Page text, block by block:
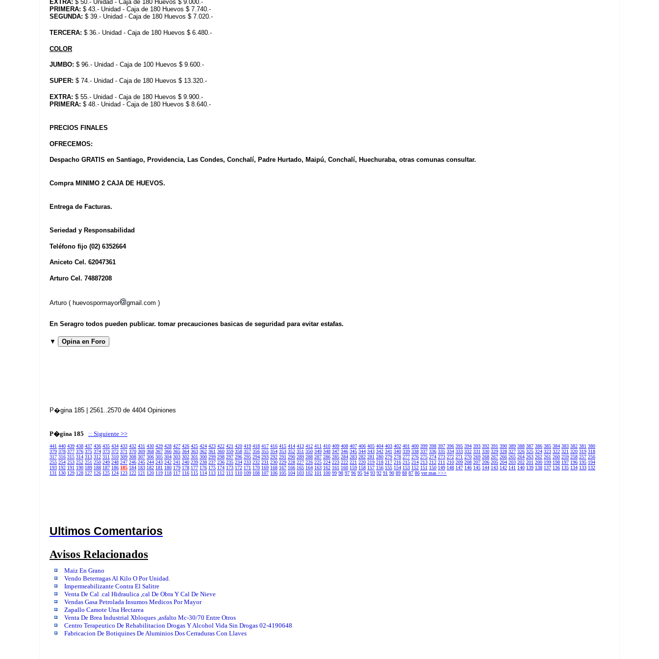
EXTRA: $ 50.- Unidad - Caja de 180 Huevos $ 9.000.-
PRIMERA: $ 43.- Unidad - Caja de 180 Huevos $ 7.740.-
SEGUNDA: $ 39.- Unidad - Caja de 180 Huevos $ 7.020.-
TERCERA: $ 36.- Unidad - Caja de 180 Huevos $ 6.480.-
COLOR
JUMBO: $ 96.- Unidad - Caja de 100 Huevos $ 9.600.-
SUPER: $ 74.- Unidad - Caja de 180 Huevos $ 13.320.-
EXTRA: $ 55.- Unidad - Caja de 180 Huevos $ 9.900.-
PRIMERA: $ 48.- Unidad - Caja de 180 Huevos $ 8.640.-
PRECIOS FINALES
OFRECEMOS:
Despacho GRATIS en Santiago, Providencia, Las Condes, Conchalí, Padre Hurtado, Maipú, Conchalí, Huechuraba, otras comunas consultar.
Compra MINIMO 2 CAJA DE HUEVOS.
Entrega de Facturas.
Seriedad y Responsabilidad
Teléfono fijo (02) 6352664
Aniceto Cel. 62047361
Arturo Cel. 74887208
Arturo ( huevospormayor gmail.com )
En Seragro todos pueden publicar. tomar precauciones basicas de seguridad para evitar estafas.
▼ Opina en Foro
P�gina 185 | 2561..2570 de 4404 Opiniones
P�gina 185 :: Siguiente >>
441 440 439 438 437 436 435 434 433 432 431 430 429 428 427 426 425 424 423 422 421 420 419 418 417 416 415 414 413 412 411 410 409 408 407 406 405 404 403 402 401 400 399 398 397 396 395 394 393 392 391 390 389 388 387 386 385 384 383 382 381 380
379 378 377 376 375 374 373 372 371 370 369 368 367 366 365 364 363 362 361 360 359 358 357 356 355 354 353 352 351 350 349 348 347 346 345 344 343 342 341 340 339 338 337 336 335 334 333 332 331 330 329 328 327 326 325 324 323 322 321 320 319 318
317 316 315 314 313 312 311 310 309 308 307 306 305 304 303 302 301 300 299 298 297 296 295 294 293 292 291 290 289 288 287 286 285 284 283 282 281 280 279 278 277 276 275 274 273 272 271 270 269 268 267 266 265 264 263 262 261 260 259 258 257 256
255 254 253 252 251 250 249 248 247 246 245 244 243 242 241 240 239 238 237 236 235 234 233 232 231 230 229 228 227 226 225 224 223 222 221 220 219 218 217 216 215 214 213 212 211 210 209 208 207 206 205 204 203 202 201 200 199 198 197 196 195 194
193 192 191 190 189 188 187 186 185 184 183 182 181 180 179 178 177 176 175 174 173 172 171 170 169 168 167 166 165 164 163 162 161 160 159 158 157 156 155 154 153 152 151 150 149 148 147 146 145 144 143 142 141 140 139 138 137 136 135 134 133 132
131 130 129 128 127 126 125 124 123 122 121 120 119 118 117 116 115 114 113 112 111 110 109 108 107 106 105 104 103 102 101 100 99 98 97 96 95 94 93 92 91 90 89 88 87 86 ver mas >>>
Ultimos Comentarios
Avisos Relacionados
Maiz En Grano
Vendo Beterragas Al Kilo O Por Unidad.
Impermeabilizante Contra El Salitre
Venta De Cal .cal Hidraulica ,cal De Obra Y Cal De Nieve
Vendas Gasa Petrolada Insumos Medicos Por Mayor
Zapallo Camote Una Hectarea
Venta De Brea Industrial Xbloques ,asfalto Mc-30/70 Entre Otros
Centro Terapeutico De Rehabilitacion Drogas Y Alcohol Vida Sin Drogas 02-4190648
Fabricacion De Botiquines De Aluminios Dos Cerraduras Con Llaves